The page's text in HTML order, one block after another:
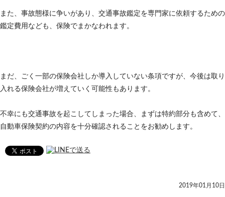
また、事故態様に争いがあり、交通事故鑑定を専門家に依頼するための
鑑定費用なども、保険でまかなわれます。
まだ、ごく一部の保険会社しか導入していない条項ですが、今後は取り
入れる保険会社が増えていく可能性もあります。
不幸にも交通事故を起こしてしまった場合、まずは特約部分も含めて、
自動車保険契約の内容を十分確認されることをお勧めします。
2019年01月10日